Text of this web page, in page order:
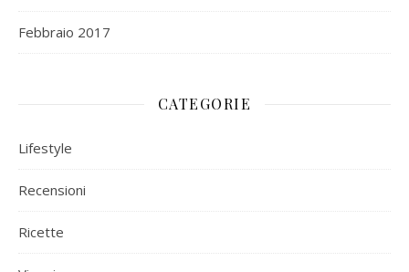
Febbraio 2017
CATEGORIE
Lifestyle
Recensioni
Ricette